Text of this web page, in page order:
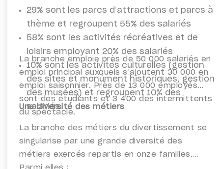
29% sont les parcs d’attractions et parcs à
thème et regroupent 55% des salariés
58% sont les activités récréatives et de
loisirs employant 20% des salariés
10% sont les activités culturelles (gestion
des sites et monument historiques, gestion
des musées) et regroupent 10% des
salariés
La branche emploie près de 50 000 salariés en
emploi principal auxquels s’ajoutent 30 000 en
emploi saisonnier. Près de 13 000 employés
sont des étudiants et 3 400 des intermittents
du spectacle.
Une diversité des métiers
La branche des métiers du divertissement se
singularise par une grande diversité des
métiers exercés repartis en onze familles.